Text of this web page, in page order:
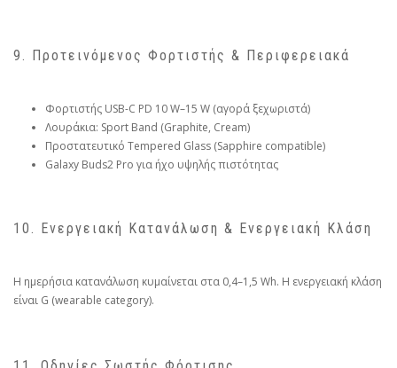
9. Προτεινόμενος Φορτιστής & Περιφερειακά
Φορτιστής USB-C PD 10 W–15 W (αγορά ξεχωριστά)
Λουράκια: Sport Band (Graphite, Cream)
Προστατευτικό Tempered Glass (Sapphire compatible)
Galaxy Buds2 Pro για ήχο υψηλής πιστότητας
10. Ενεργειακή Κατανάλωση & Ενεργειακή Κλάση
Η ημερήσια κατανάλωση κυμαίνεται στα 0,4–1,5 Wh. Η ενεργειακή κλάση
είναι G (wearable category).